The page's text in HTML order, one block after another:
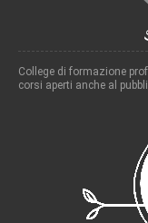
College di formazione
corsi aperti anche al